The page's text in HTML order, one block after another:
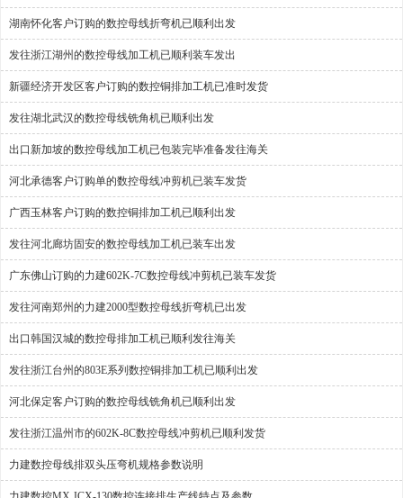
湖南怀化客户订购的数控母线折弯机已顺利出发
发往浙江湖州的数控母线加工机已顺利装车发出
新疆经济开发区客户订购的数控铜排加工机已准时发货
发往湖北武汉的数控母线铣角机已顺利出发
出口新加坡的数控母线加工机已包装完毕准备发往海关
河北承德客户订购单的数控母线冲剪机已装车发货
广西玉林客户订购的数控铜排加工机已顺利出发
发往河北廊坊固安的数控母线加工机已装车出发
广东佛山订购的力建602K-7C数控母线冲剪机已装车发货
发往河南郑州的力建2000型数控母线折弯机已出发
出口韩国汉城的数控母排加工机已顺利发往海关
发往浙江台州的803E系列数控铜排加工机已顺利出发
河北保定客户订购的数控母线铣角机已顺利出发
发往浙江温州市的602K-8C数控母线冲剪机已顺利发货
力建数控母线排双头压弯机规格参数说明